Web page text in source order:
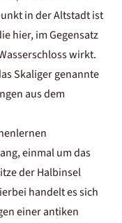
in der Altstadt ist
hier, im Gegensatz
wirkt.
Skaliger genannte
aus dem
einmal um das
der Halbinsel
handelt es sich
einer antiken